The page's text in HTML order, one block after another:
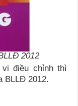
2012
điều chỉnh thì
BLLĐ 2012.